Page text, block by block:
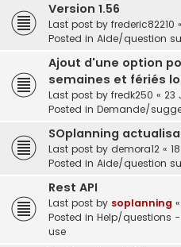
Version 1.56
Last post by frederic82210 «
Posted in Aide/question
Ajout d'une option
semaines et fériés
Last post by fredk250 « 23
Posted in Demande/
SOplanning
Last post by demora12 «
Posted in Aide/question
Rest API
Last post by soplanning «
Posted in Help/questions
use